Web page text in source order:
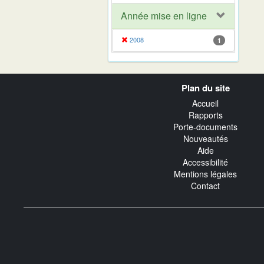
Année mise en ligne
2008 1
Plan du site
Accueil
Rapports
Porte-documents
Nouveautés
Aide
Accessibilité
Mentions légales
Contact